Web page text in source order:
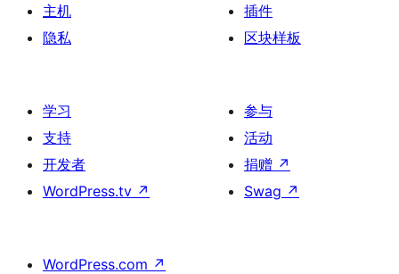
主机
隐私
插件
区块样板
学习
支持
开发者
WordPress.tv ↗
参与
活动
捐赠 ↗
Swag ↗
WordPress.com ↗